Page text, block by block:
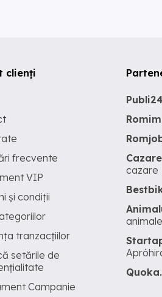
clienți
frecvente
VIP
și condiții
tranzacțiilor
setările de
Campanie
cazare
animale